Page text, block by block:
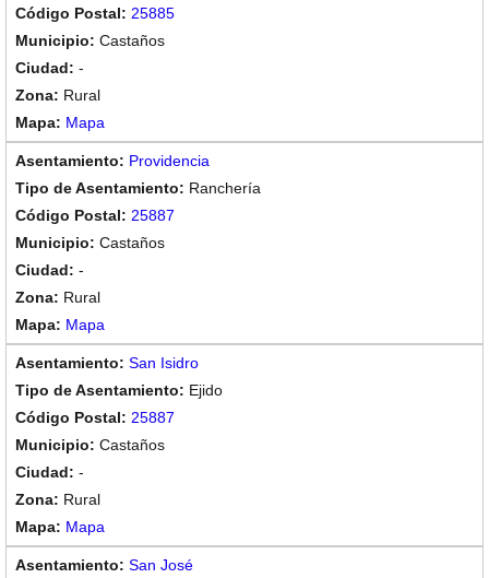
25885
Castaños
-
Rural
Mapa
Providencia
Ranchería
25887
Castaños
-
Rural
Mapa
San Isidro
Ejido
25887
Castaños
-
Rural
Mapa
San José